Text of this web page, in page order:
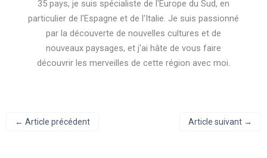
35 pays, je suis spécialiste de l'Europe du Sud, en
particulier de l'Espagne et de l'Italie. Je suis passionné
par la découverte de nouvelles cultures et de
nouveaux paysages, et j'ai hâte de vous faire
découvrir les merveilles de cette région avec moi.
← Article précédent Article suivant →